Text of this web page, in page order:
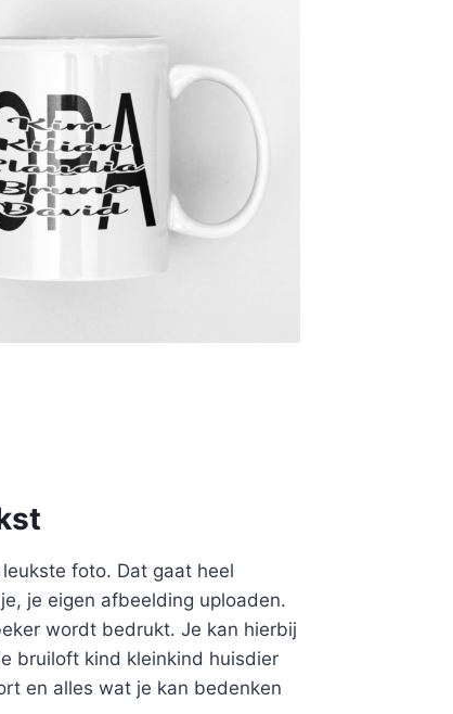
foto. Dat gaat heel
je eigen afbeelding uploaden.
wordt bedrukt. Je kan hierbij
bruiloft kind kleinkind huisdier
en alles wat je kan bedenken